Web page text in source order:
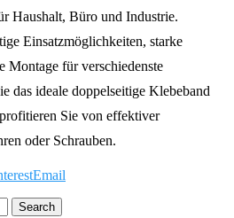
Haushalt, Büro und Industrie.
Einsatzmöglichkeiten, starke
Montage für verschiedenste
das ideale doppelseitige Klebeband
Sie von effektiver
oder Schrauben.
Email